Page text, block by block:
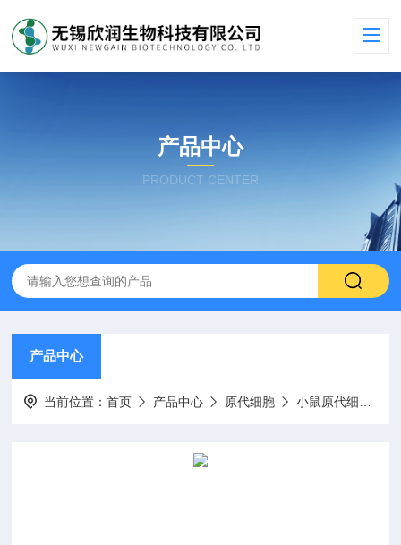
产品中心
PRODUCT CENTER
产品中心
当前位置：首页 产品中心 原代细胞 小鼠原代细胞